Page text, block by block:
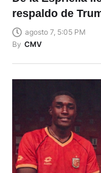
respaldo de
agosto 7, 5:05 PM
By CMV